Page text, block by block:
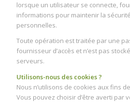
lorsque un utilisateur se connecte,
informations pour maintenir la
personnelles.
Toute opération est traitée par une
fournisseur d’accès et n’est pas
serveurs.
Utilisons-nous des cookies ?
Nous n’utilisons de cookies aux fins
Vous pouvez choisir d’être averti par